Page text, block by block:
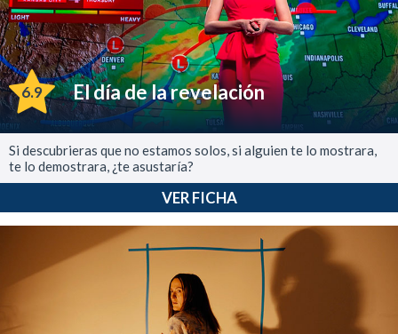
6.9 El día de la revelación
Si descubrieras que no estamos solos, si alguien te lo mostrara,
te lo demostrara, ¿te asustaría?
VER FICHA